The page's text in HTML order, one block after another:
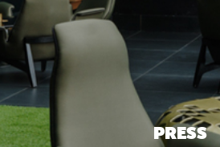
PRESS